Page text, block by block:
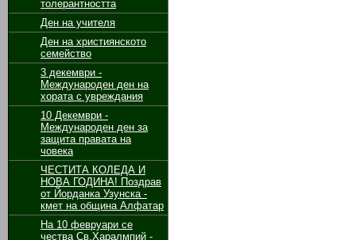
толерантността
Ден на учителя
Ден на християнското
семейство
3 декември -
Международен ден на
хората с увреждания
10 Декември -
Международен ден за
защита правата на
човека
ЧЕСТИТА КОЛЕДА И
НОВА ГОДИНА! Поздрав
от Йорданка Узунска -
кмет на община Алфатар
На 10 февруари се
чества Св.Харалмпий -